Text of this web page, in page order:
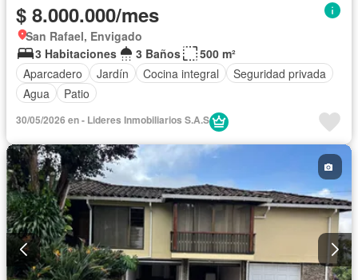
$ 8.000.000/mes
San Rafael, Envigado
3 Habitaciones
3 Baños
500 m²
Aparcadero
Jardín Cocina integral
Seguridad privada
Agua
Patio
30/05/2026 en - Lideres Inmobiliarios S.A.S